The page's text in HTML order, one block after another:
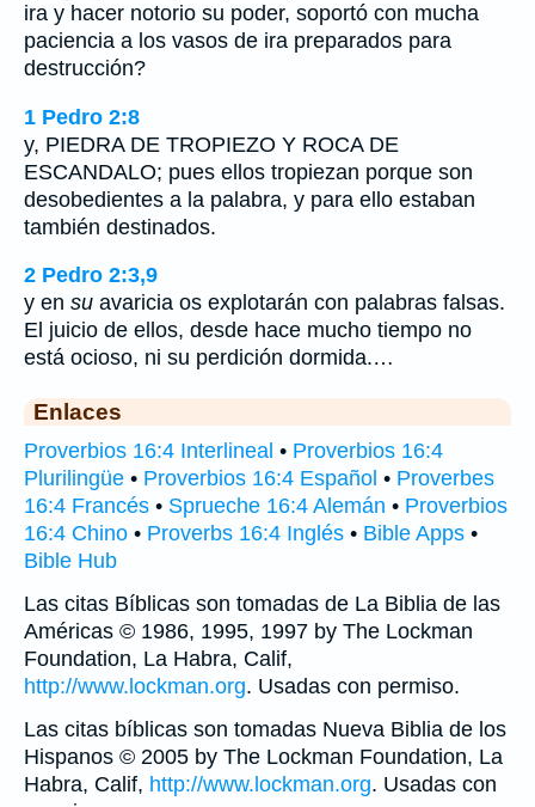
ira y hacer notorio su poder, soportó con mucha
paciencia a los vasos de ira preparados para
destrucción?
1 Pedro 2:8
y, PIEDRA DE TROPIEZO Y ROCA DE
ESCANDALO; pues ellos tropiezan porque son
desobedientes a la palabra, y para ello estaban
también destinados.
2 Pedro 2:3,9
y en su avaricia os explotarán con palabras falsas.
El juicio de ellos, desde hace mucho tiempo no
está ocioso, ni su perdición dormida.…
Enlaces
Proverbios 16:4 Interlineal • Proverbios 16:4
Plurilingüe • Proverbios 16:4 Español • Proverbes
16:4 Francés • Sprueche 16:4 Alemán • Proverbios
16:4 Chino • Proverbs 16:4 Inglés • Bible Apps •
Bible Hub
Las citas Bíblicas son tomadas de La Biblia de las
Américas © 1986, 1995, 1997 by The Lockman
Foundation, La Habra, Calif,
http://www.lockman.org. Usadas con permiso.
Las citas bíblicas son tomadas Nueva Biblia de los
Hispanos © 2005 by The Lockman Foundation, La
Habra, Calif, http://www.lockman.org. Usadas con